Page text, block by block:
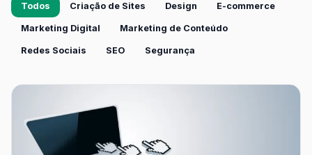
Todos Criação de Sites Design E-commerce
Marketing Digital Marketing de Conteúdo
Redes Sociais SEO Segurança